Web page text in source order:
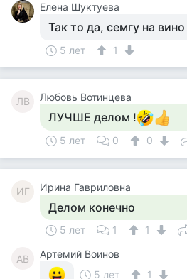
Елена Шуктуева
Так то да, семгу на
5 лет 1
ЛВ Любовь Вотинцева
ЛУЧШЕ делом !
5 лет 0 0
ИГ Ирина Гавриловна
Делом конечно
5 лет 1 1
АВ
Артемий Воинов
5 лет
1